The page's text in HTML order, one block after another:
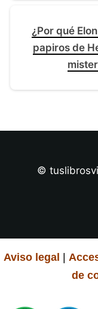
¿Por qué
papiros de
©
Aviso legal
de